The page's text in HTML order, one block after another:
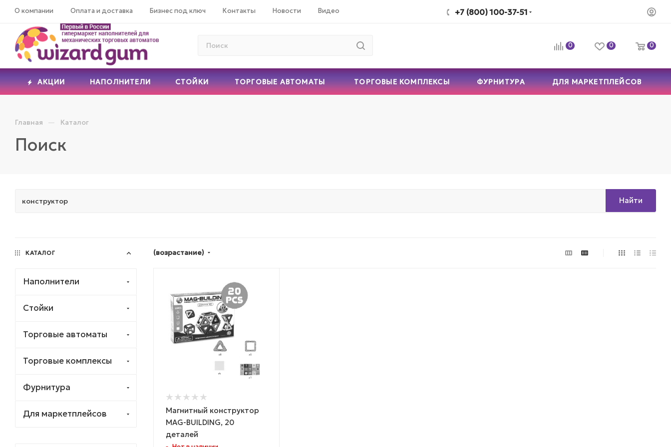
О компании Оплата и доставка Бизнес под ключ Контакты Новости Видео +7 (800) 100-37-51
0 0 0
АКЦИИ НАПОЛНИТЕЛИ СТОЙКИ ТОРГОВЫЕ АВТОМАТЫ ТОРГОВЫЕ КОМПЛЕКСЫ ФУРНИТУРА ДЛЯ МАРКЕТПЛЕЙСОВ
Главная — Каталог
Поиск
Найти
(возрастание)
Магнитный конструктор
MAG-BUILDING, 20
деталей
КАТАЛОГ
Наполнители
Стойки
Торговые автоматы
Торговые комплексы
Фурнитура
Для маркетплейсов